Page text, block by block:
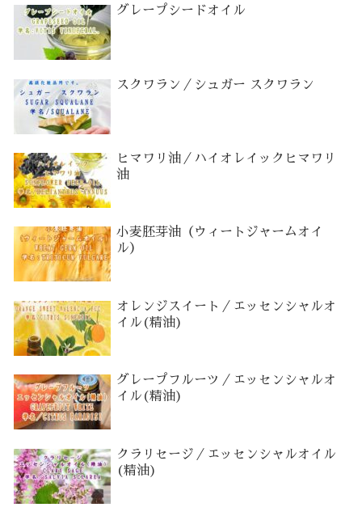
グレープシードオイル
スクワラン／シュガー スクワラン
ヒマワリ油／ハイオレイックヒマワリ
油
小麦胚芽油（ウィートジャームオイ
ル）
オレンジスイート／エッセンシャルオ
イル(精油)
グレープフルーツ／エッセンシャルオ
イル(精油)
クラリセージ／エッセンシャルオイル
(精油)